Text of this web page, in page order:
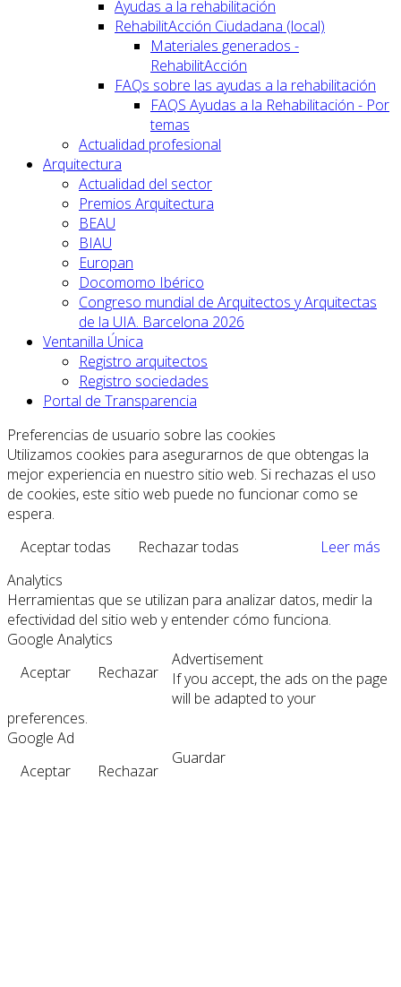
Ayudas a la rehabilitación
RehabilitAcción Ciudadana (local)
Materiales generados -
RehabilitAcción
FAQs sobre las ayudas a la rehabilitación
FAQS Ayudas a la Rehabilitación - Por
temas
Actualidad profesional
Arquitectura
Actualidad del sector
Premios Arquitectura
BEAU
BIAU
Europan
Docomomo Ibérico
Congreso mundial de Arquitectos y Arquitectas
de la UIA. Barcelona 2026
Ventanilla Única
Registro arquitectos
Registro sociedades
Portal de Transparencia
Preferencias de usuario sobre las cookies
Utilizamos cookies para asegurarnos de que obtengas la
mejor experiencia en nuestro sitio web. Si rechazas el uso
de cookies, este sitio web puede no funcionar como se
espera.
Aceptar todas
Rechazar todas
Leer más
Analytics
Herramientas que se utilizan para analizar datos, medir la
efectividad del sitio web y entender cómo funciona.
Google Analytics
Aceptar
Rechazar
Advertisement
If you accept, the ads on the page
will be adapted to your
preferences.
Google Ad
Aceptar
Rechazar
Guardar